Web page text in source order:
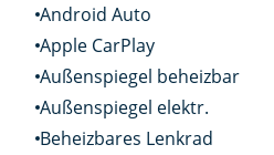
Android Auto
Apple CarPlay
Außenspiegel beheizbar
Außenspiegel elektr.
Beheizbares Lenkrad